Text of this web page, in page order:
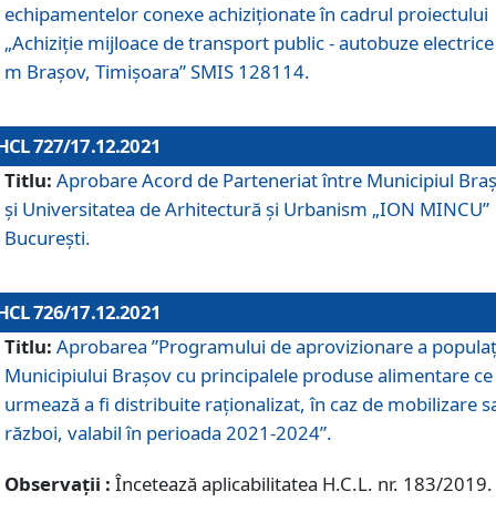
echipamentelor conexe achiziționate în cadrul proiectului
„Achiziție mijloace de transport public - autobuze
m Brașov, Timișoara” SMIS 128114.
727/17.12.2021
Titlu: Aprobare Acord de Parteneriat între Municipiul
și Universitatea de Arhitectură și Urbanism „ION MINCU”
București.
726/17.12.2021
Titlu: Aprobarea ”Programului de aprovizionare a
Municipiului Braşov cu principalele produse alimentare ce
urmează a fi distribuite raționalizat, în caz de mobilizare
război, valabil în perioada 2021-2024”.
Observații : Încetează aplicabilitatea H.C.L. nr. 183/2019.